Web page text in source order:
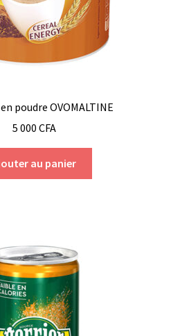
poudre OVOMALTINE
5 000 CFA
au panier